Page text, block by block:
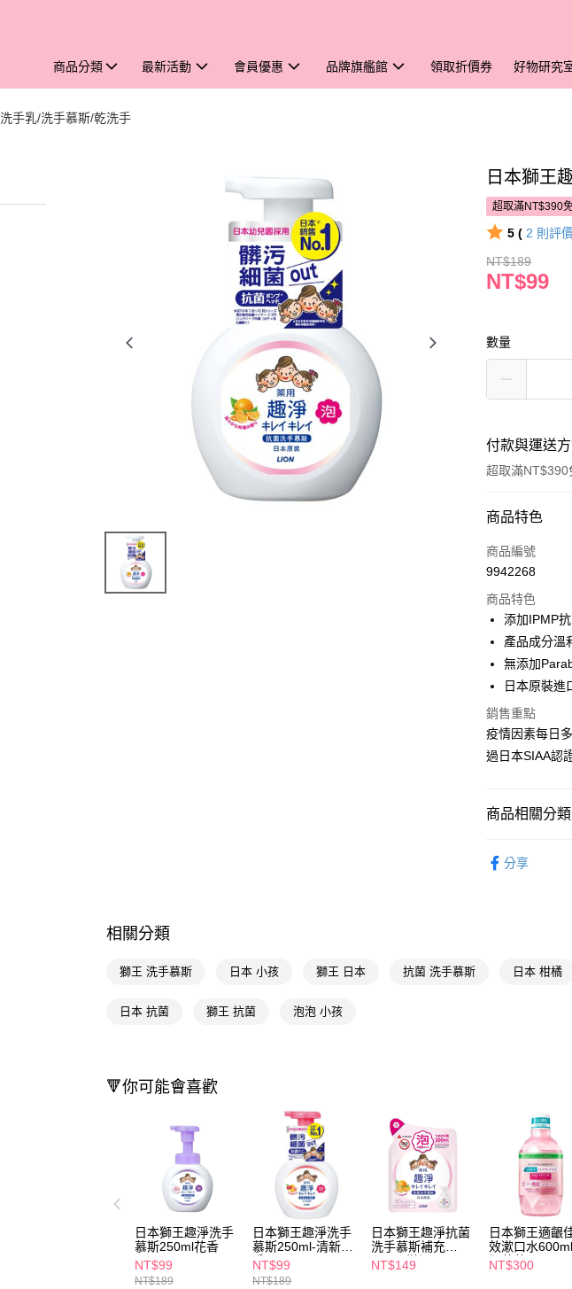
商品分類 最新活動 會員優惠 品牌旗艦館 領取折價券 好物研究
洗手乳/洗手慕斯/乾洗手
日本獅王
超取滿NT$390
5 ( 2 則評價
NT$189
NT$99
數量
付款與運送
超取滿NT$390
付款方式
POYA支付
超商取貨付款
LINE Pay
Apple Pay
街口支付
AFTEE先享後
AFTEE先享後
１．於結帳方
是否繳費成功
付客戶支援中心」
【注意事項】
１．透過由恩
交易，需依本
求債權轉讓予
２．關於個人資
https://aftee.tw/
３．未成年的使
「AFTEE先享
即享券
每筆NT$65，
付款後萊爾富取
每筆NT$65，
7-11取貨付款
每筆NT$65，
付款後7-11取
每筆NT$65，
商品特色
商品編號
9942268
商品特色
添加IPMP
產品成分溫
無添加
日本原裝進
銷售重點
疫情因素每日
過日本SIAA認
商品相關分
分享
相關分類
獅王 洗手慕斯 日本 小孩 獅王 日本 抗菌 洗手慕斯 日本 柑橘
日本 抗菌 獅王 抗菌 泡泡 小孩
🔻你可能會喜歡
日本獅王趣淨洗手
慕斯250ml花香
NT$99
NT$189
日本獅王趣淨洗手
慕斯250ml-清新果
香
NT$99
NT$189
日本獅王趣淨抗菌
洗手慕斯補充
200ml柑橘
NT$149
日本獅王適齦
效漱口水
橘薄荷
NT$300